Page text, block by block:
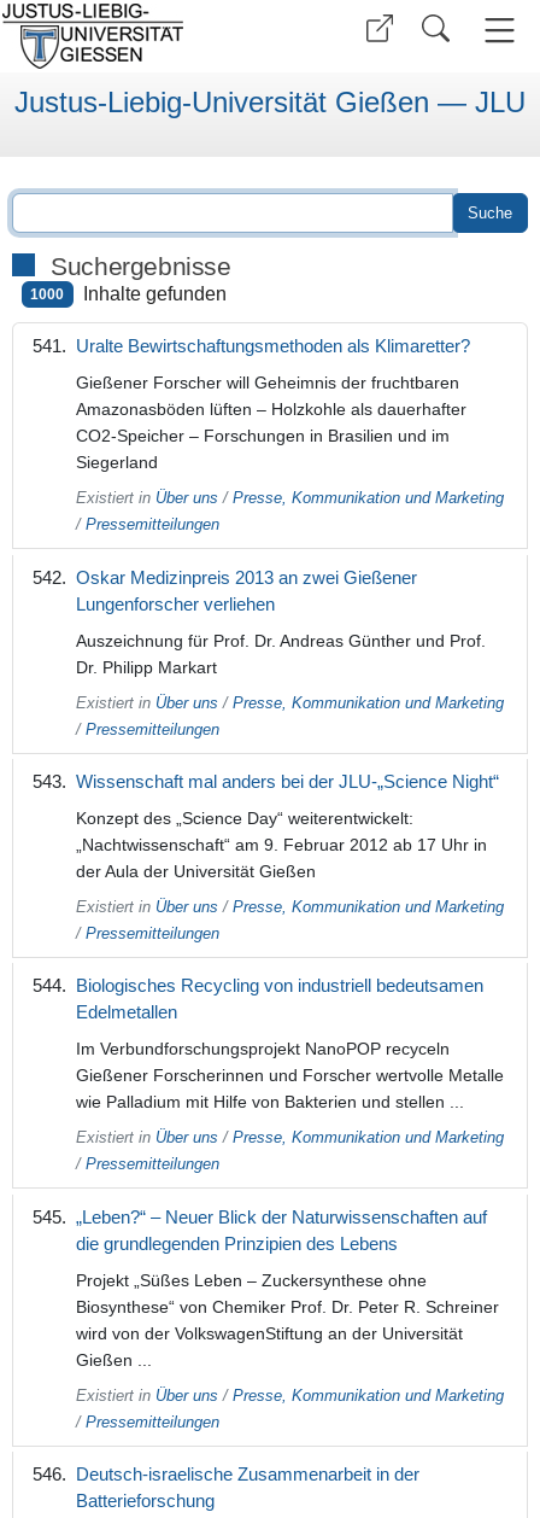
Justus-Liebig-Universität Gießen — JLU
Suchergebnisse
1000 Inhalte gefunden
Uralte Bewirtschaftungsmethoden als Klimaretter?
Gießener Forscher will Geheimnis der fruchtbaren
Amazonasböden lüften – Holzkohle als dauerhafter
CO2-Speicher – Forschungen in Brasilien und im
Siegerland
Existiert in Über uns / Presse, Kommunikation und Marketing
/ Pressemitteilungen
Oskar Medizinpreis 2013 an zwei Gießener
Lungenforscher verliehen
Auszeichnung für Prof. Dr. Andreas Günther und Prof.
Dr. Philipp Markart
Existiert in Über uns / Presse, Kommunikation und Marketing
/ Pressemitteilungen
Wissenschaft mal anders bei der JLU-„Science Night“
Konzept des „Science Day“ weiterentwickelt:
„Nachtwissenschaft“ am 9. Februar 2012 ab 17 Uhr in
der Aula der Universität Gießen
Existiert in Über uns / Presse, Kommunikation und Marketing
/ Pressemitteilungen
Biologisches Recycling von industriell bedeutsamen
Edelmetallen
Im Verbundforschungsprojekt NanoPOP recyceln
Gießener Forscherinnen und Forscher wertvolle Metalle
wie Palladium mit Hilfe von Bakterien und stellen ...
Existiert in Über uns / Presse, Kommunikation und Marketing
/ Pressemitteilungen
„Leben?“ – Neuer Blick der Naturwissenschaften auf
die grundlegenden Prinzipien des Lebens
Projekt „Süßes Leben – Zuckersynthese ohne
Biosynthese“ von Chemiker Prof. Dr. Peter R. Schreiner
wird von der VolkswagenStiftung an der Universität
Gießen ...
Existiert in Über uns / Presse, Kommunikation und Marketing
/ Pressemitteilungen
Deutsch-israelische Zusammenarbeit in der
Batterieforschung